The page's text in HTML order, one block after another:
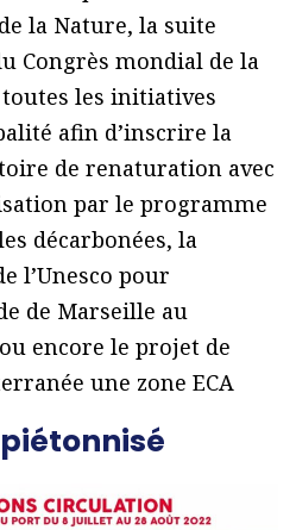
la Nature, la suite
Congrès mondial de la
toutes les initiatives
afin d’inscrire la
de renaturation avec
par le programme
décarbonées, la
l’Unesco pour
de Marseille au
encore le projet de
une zone ECA